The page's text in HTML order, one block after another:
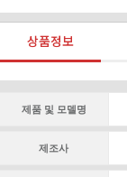
상품정보
제품 및 모델명
제조사